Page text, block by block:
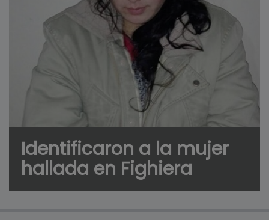
Identificaron a la mujer
hallada en Fighiera